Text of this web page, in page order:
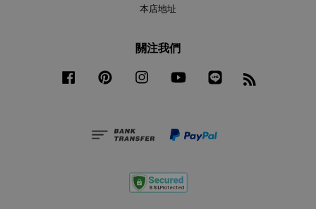
本店地址
關注我們
Facebook Pinterest Instagram YouTube